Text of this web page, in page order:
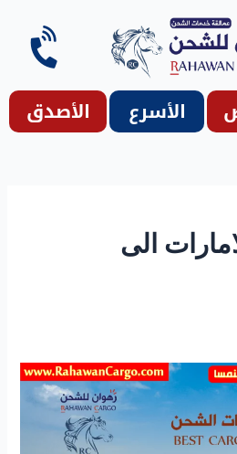
الأسرع الأصدق
الى